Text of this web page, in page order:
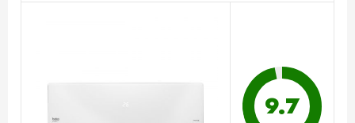
9.7